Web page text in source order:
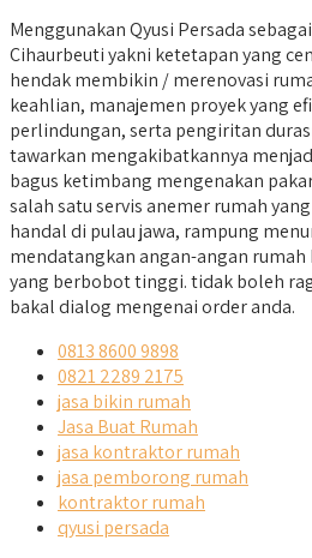
Menggunakan Qyusi Persada
Cihaurbeuti yakni ketetapan yang
hendak membikin / merenovasi
keahlian, manajemen proyek yang
perlindungan, serta pengiritan
tawarkan mengakibatkannya
bagus ketimbang mengenakan
salah satu servis anemer rumah
handal di pulau jawa, rampung
mendatangkan angan-angan
yang berbobot tinggi. tidak boleh
bakal dialog mengenai order anda.
0813 8600 9898
0821 2289 2175
jasa bikin rumah
Jasa Buat Rumah
jasa kontraktor rumah
jasa pemborong rumah
kontraktor rumah
qyusi persada